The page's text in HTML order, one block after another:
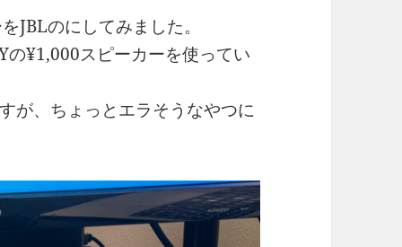
JBLのにしてみました。
の¥1,000スピーカーを使ってい
が、ちょっとエラそうなやつに